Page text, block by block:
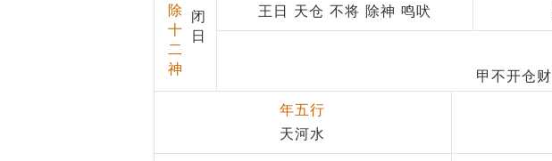
除
十
二
神
闭
日
王日 天仓 不将 除神 鸣吠
年五行
天河水